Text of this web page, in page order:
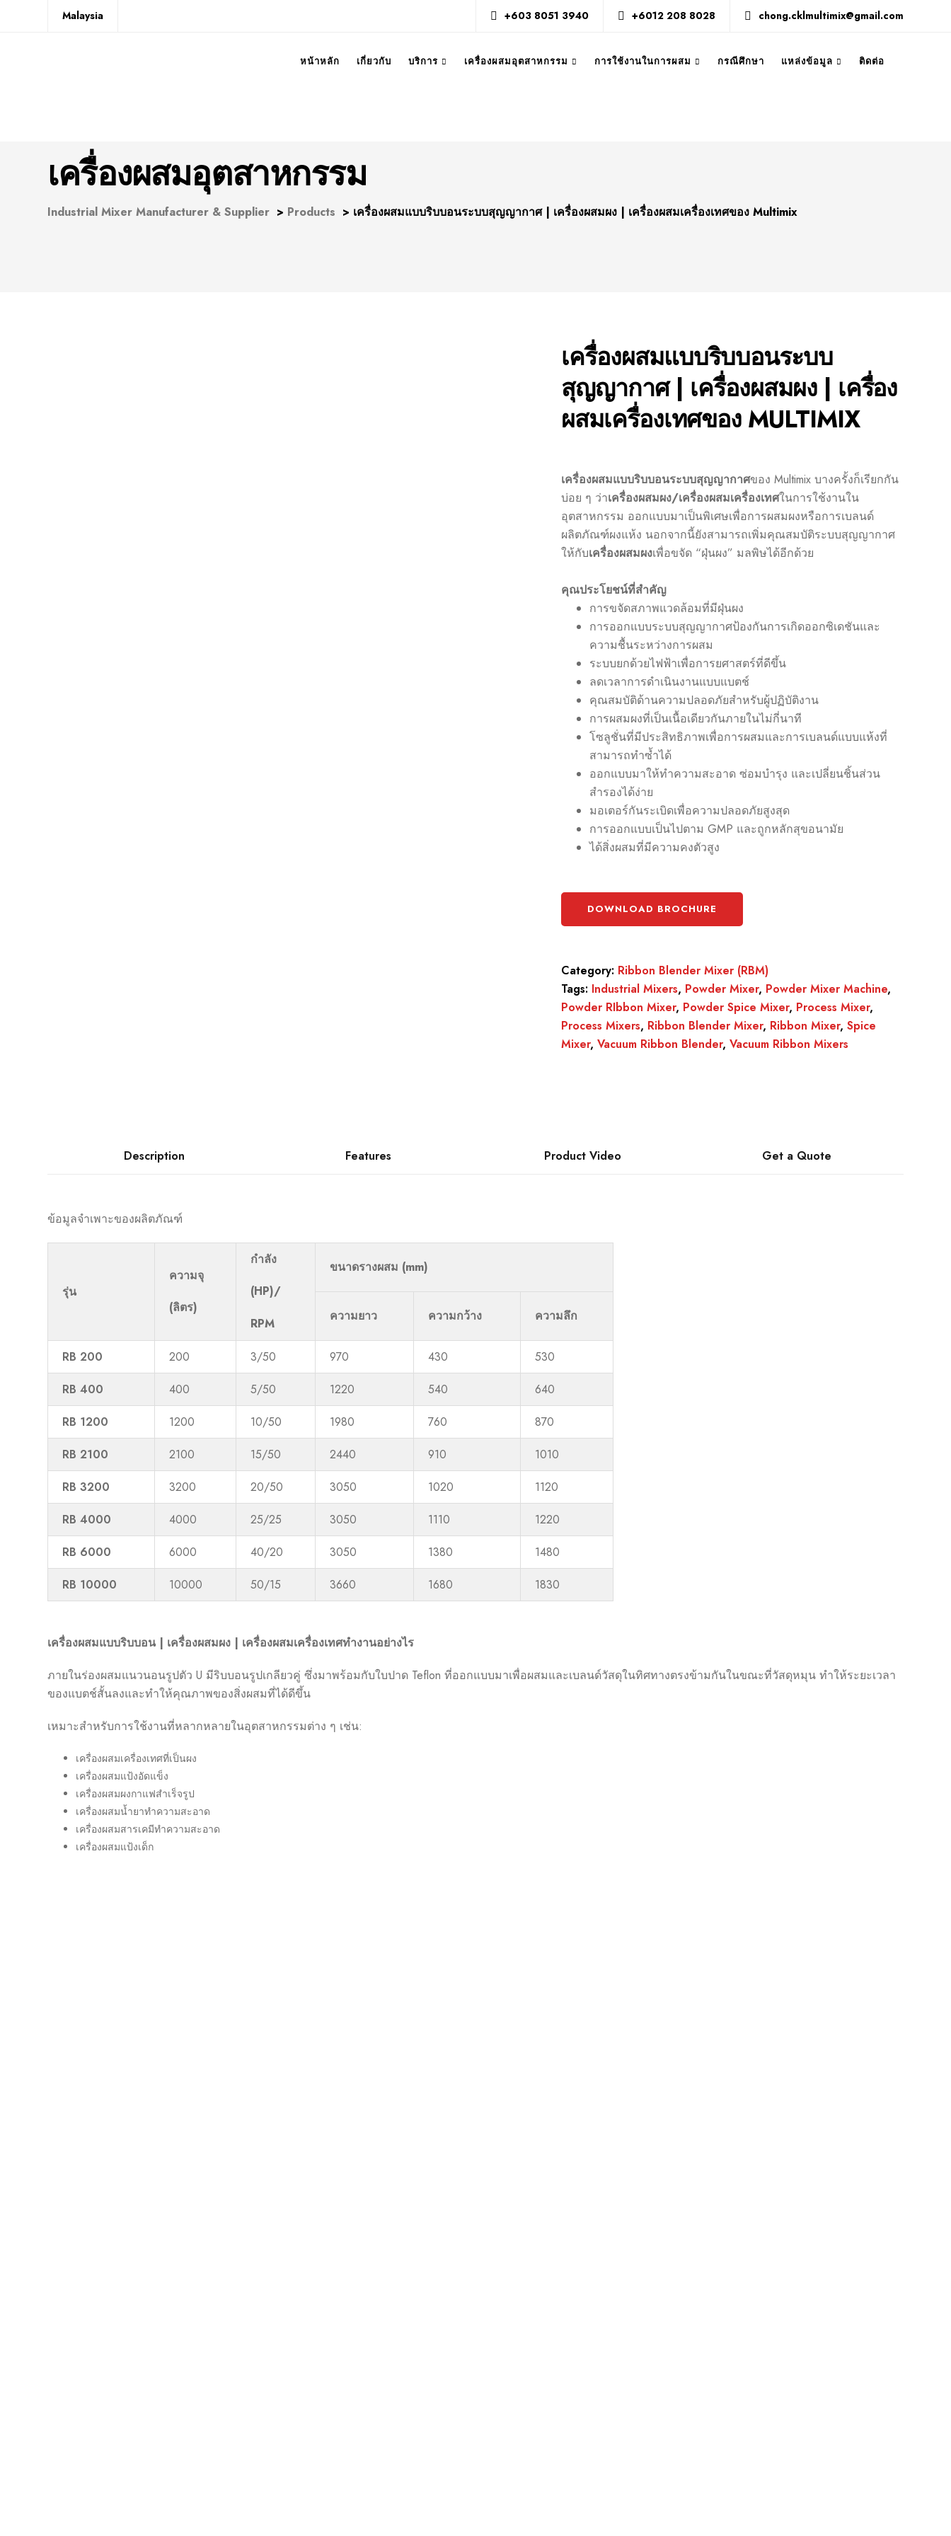
Malaysia +603 8051 3940 +6012 208 8028 chong.cklmultimix@gmail.com
หน้าหลัก เกี่ยวกับ บริการ เครื่องผสมอุตสาหกรรม การใช้งานในการผสม กรณีศึกษา แหล่งข้อมูล ติดต่อ
เครื่องผสมอุตสาหกรรม
Industrial Mixer Manufacturer & Supplier > Products > เครื่องผสมแบบริบบอนระบบสุญญากาศ | เครื่องผสมผง | เครื่องผสมเครื่องเทศของ Multimix
เครื่องผสมแบบริบบอนระบบ
สุญญากาศ | เครื่องผสมผง | เครื่อง
ผสมเครื่องเทศของ MULTIMIX
เครื่องผสมแบบริบบอนระบบสุญญากาศของ Multimix บางครั้งก็เรียกกัน
บ่อย ๆ ว่าเครื่องผสมผง/เครื่องผสมเครื่องเทศในการใช้งานใน
อุตสาหกรรม ออกแบบมาเป็นพิเศษเพื่อการผสมผงหรือการเบลนด์
ผลิตภัณฑ์ผงแห้ง นอกจากนี้ยังสามารถเพิ่มคุณสมบัติระบบสุญญากาศ
ให้กับเครื่องผสมผงเพื่อขจัด “ฝุ่นผง” มลพิษได้อีกด้วย
คุณประโยชน์ที่สำคัญ
การขจัดสภาพแวดล้อมที่มีฝุ่นผง
การออกแบบระบบสุญญากาศป้องกันการเกิดออกซิเดชันและ
ความชื้นระหว่างการผสม
ระบบยกด้วยไฟฟ้าเพื่อการยศาสตร์ที่ดีขึ้น
ลดเวลาการดำเนินงานแบบแบตช์
คุณสมบัติด้านความปลอดภัยสำหรับผู้ปฏิบัติงาน
การผสมผงที่เป็นเนื้อเดียวกันภายในไม่กี่นาที
โซลูชั่นที่มีประสิทธิภาพเพื่อการผสมและการเบลนด์แบบแห้งที่
สามารถทำซ้ำได้
ออกแบบมาให้ทำความสะอาด ซ่อมบำรุง และเปลี่ยนชิ้นส่วน
สำรองได้ง่าย
มอเตอร์กันระเบิดเพื่อความปลอดภัยสูงสุด
การออกแบบเป็นไปตาม GMP และถูกหลักสุขอนามัย
ได้สิ่งผสมที่มีความคงตัวสูง
DOWNLOAD BROCHURE
Category: Ribbon Blender Mixer (RBM)
Tags: Industrial Mixers, Powder Mixer, Powder Mixer Machine,
Powder RIbbon Mixer, Powder Spice Mixer, Process Mixer,
Process Mixers, Ribbon Blender Mixer, Ribbon Mixer, Spice
Mixer, Vacuum Ribbon Blender, Vacuum Ribbon Mixers
Description Features Product Video Get a Quote
ข้อมูลจำเพาะของผลิตภัณฑ์
รุ่น
ความจุ
(ลิตร)
กำลัง
(HP)/
RPM
ขนาดรางผสม (mm)
ความยาว ความกว้าง ความลึก
RB 200 200 3/50 970 430
530
RB 400
400 5/50 1220 540
640
RB 1200
1200 10/50 1980 760
870
RB 2100
2100 15/50 2440 910
1010
RB 3200
3200 20/50 3050 1020
1120
RB 4000
4000 25/25 3050 1110
1220
RB 6000
6000 40/20 3050 1380
1480
RB 10000
10000 50/15 3660 1680 1830
เครื่องผสมแบบริบบอน | เครื่องผสมผง | เครื่องผสมเครื่องเทศทำงานอย่างไร
ภายในร่องผสมแนวนอนรูปตัว U มีริบบอนรูปเกลียวคู่ ซึ่งมาพร้อมกับใบปาด Teflon ที่ออกแบบมาเพื่อผสมและเบลนด์วัสดุในทิศทางตรงข้ามกันในขณะที่วัสดุหมุน ทำให้ระยะเวลา
ของแบตช์สั้นลงและทำให้คุณภาพของสิ่งผสมที่ได้ดีขึ้น
เหมาะสำหรับการใช้งานที่หลากหลายในอุตสาหกรรมต่าง ๆ เช่น:
เครื่องผสมเครื่องเทศที่เป็นผง
เครื่องผสมแป้งอัดแข็ง
เครื่องผสมผงกาแฟสำเร็จรูป
เครื่องผสมน้ำยาทำความสะอาด
เครื่องผสมสารเคมีทำความสะอาด
เครื่องผสมแป้งเด็ก